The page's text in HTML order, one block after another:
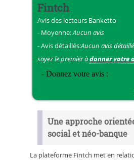
Fintch
Avis des lecteurs Banketto
- Moyenne:Aucun avis
- Avis détaillés:Aucun avis
soyez le premier àdonner votre
Une approche
social et néo-banque
La plateforme Fintch met en